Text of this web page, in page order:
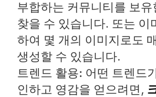
부합하는 커뮤니티를 보
찾을 수 있습니다. 또는 이
하여 몇 개의 이미지로도
생성할 수 있습니다.
트렌드 활용: 어떤 트렌드
인하고 영감을 얻으려면,